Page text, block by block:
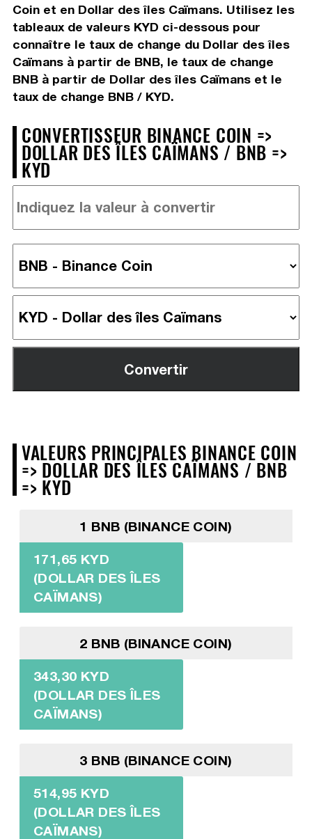
Coin et en Dollar des îles Caïmans. Utilisez les
tableaux de valeurs KYD ci-dessous pour
connaître le taux de change du Dollar des îles
Caïmans à partir de BNB, le taux de change
BNB à partir de Dollar des îles Caïmans et le
taux de change BNB / KYD.
CONVERTISSEUR BINANCE COIN =>
DOLLAR DES ÎLES CAÏMANS / BNB =>
KYD
VALEURS PRINCIPALES BINANCE COIN
=> DOLLAR DES ÎLES CAÏMANS / BNB
=> KYD
1 BNB (BINANCE COIN)
171,65 KYD
(DOLLAR DES ÎLES
CAÏMANS)
2 BNB (BINANCE COIN)
343,30 KYD
(DOLLAR DES ÎLES
CAÏMANS)
3 BNB (BINANCE COIN)
514,95 KYD
(DOLLAR DES ÎLES
CAÏMANS)